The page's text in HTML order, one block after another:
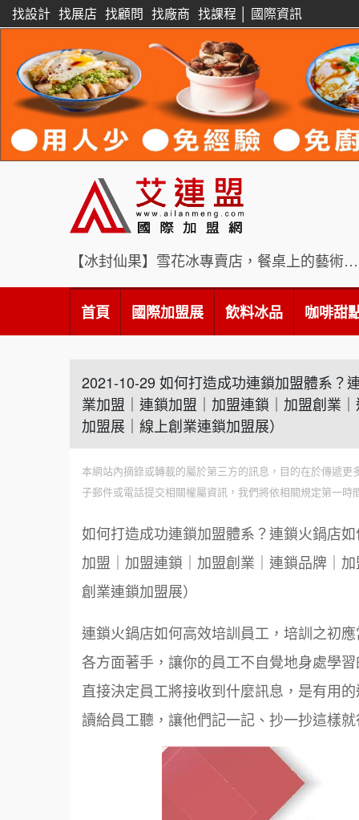
找設計 找展店 找顧問 找廠商 找課程 國際資訊
【冰封仙果】雪花冰專賣店，餐桌上的藝術饗宴
首頁 國際加盟展 飲料冰品 咖啡甜
2021-10-29 如何打造成功連鎖加盟體系？
業加盟｜連鎖加盟｜加盟連鎖｜加盟創業
加盟展｜線上創業連鎖加盟展）
本網站內摘錄或轉載的屬於第三方的訊息，目的在於傳遞
子郵件或電話提交相關權屬資訊，我們將依相關規定第一時
如何打造成功連鎖加盟體系？連鎖火鍋店
加盟｜加盟連鎖｜加盟創業｜連鎖品牌｜
創業連鎖加盟展）
連鎖火鍋店如何高效培訓員工，培訓之初
各方面著手，讓你的員工不自覺地身處學
直接決定員工將接收到什麼訊息，是有用
讀給員工聽，讓他們記一記、抄一抄這樣